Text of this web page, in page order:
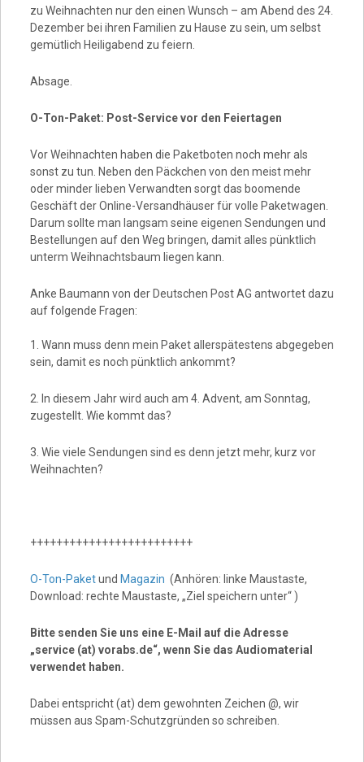
zu Weihnachten nur den einen Wunsch – am Abend des 24.
Dezember bei ihren Familien zu Hause zu sein, um selbst
gemütlich Heiligabend zu feiern.
Absage.
O-Ton-Paket: Post-Service vor den Feiertagen
Vor Weihnachten haben die Paketboten noch mehr als
sonst zu tun. Neben den Päckchen von den meist mehr
oder minder lieben Verwandten sorgt das boomende
Geschäft der Online-Versandhäuser für volle Paketwagen.
Darum sollte man langsam seine eigenen Sendungen und
Bestellungen auf den Weg bringen, damit alles pünktlich
unterm Weihnachtsbaum liegen kann.
Anke Baumann von der Deutschen Post AG antwortet dazu
auf folgende Fragen:
1. Wann muss denn mein Paket allerspätestens abgegeben
sein, damit es noch pünktlich ankommt?
2. In diesem Jahr wird auch am 4. Advent, am Sonntag,
zugestellt. Wie kommt das?
3. Wie viele Sendungen sind es denn jetzt mehr, kurz vor
Weihnachten?
+++++++++++++++++++++++++
O-Ton-Paketund Magazin (Anhören: linke Maustaste,
Download: rechte Maustaste, „Ziel speichern unter“ )
Bitte senden Sie uns eine E-Mail auf die Adresse
„service (at) vorabs.de“, wenn Sie das Audiomaterial
verwendet haben.
Dabei entspricht (at) dem gewohnten Zeichen @, wir
müssen aus Spam-Schutzgründen so schreiben.